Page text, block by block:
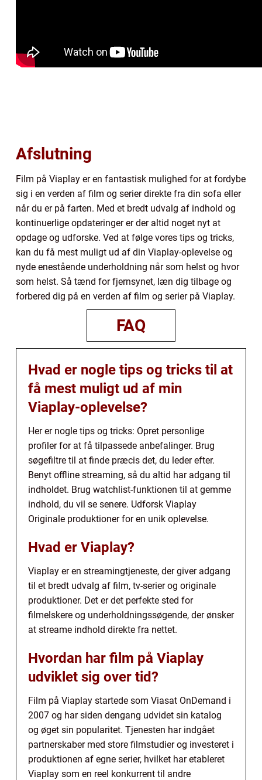
Afslutning
Film på Viaplay er en fantastisk mulighed for at fordybe
sig i en verden af film og serier direkte fra din sofa eller
når du er på farten. Med et bredt udvalg af indhold og
kontinuerlige opdateringer er der altid noget nyt at
opdage og udforske. Ved at følge vores tips og tricks,
kan du få mest muligt ud af din Viaplay-oplevelse og
nyde enestående underholdning når som helst og hvor
som helst. Så tænd for fjernsynet, læn dig tilbage og
forbered dig på en verden af film og serier på Viaplay.
FAQ
Hvad er nogle tips og tricks til at
få mest muligt ud af min
Viaplay-oplevelse?
Her er nogle tips og tricks: Opret personlige
profiler for at få tilpassede anbefalinger. Brug
søgefiltre til at finde præcis det, du leder efter.
Benyt offline streaming, så du altid har adgang til
indholdet. Brug watchlist-funktionen til at gemme
indhold, du vil se senere. Udforsk Viaplay
Originale produktioner for en unik oplevelse.
Hvad er Viaplay?
Viaplay er en streamingtjeneste, der giver adgang
til et bredt udvalg af film, tv-serier og originale
produktioner. Det er det perfekte sted for
filmelskere og underholdningssøgende, der ønsker
at streame indhold direkte fra nettet.
Hvordan har film på Viaplay
udviklet sig over tid?
Film på Viaplay startede som Viasat OnDemand i
2007 og har siden dengang udvidet sin katalog
og øget sin popularitet. Tjenesten har indgået
partnerskaber med store filmstudier og investeret i
produktionen af egne serier, hvilket har etableret
Viaplay som en reel konkurrent til andre